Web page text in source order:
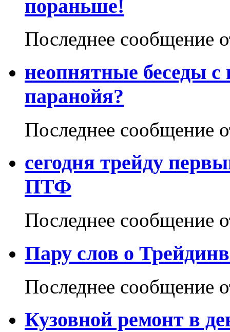
пораньше!
Последнее сообщение
неопнятные беседы
паранойя?
Последнее сообщение
сегодня трейду
ПТФ
Последнее сообщение
Пару слов о
Последнее сообщение
Кузовной ремонт в